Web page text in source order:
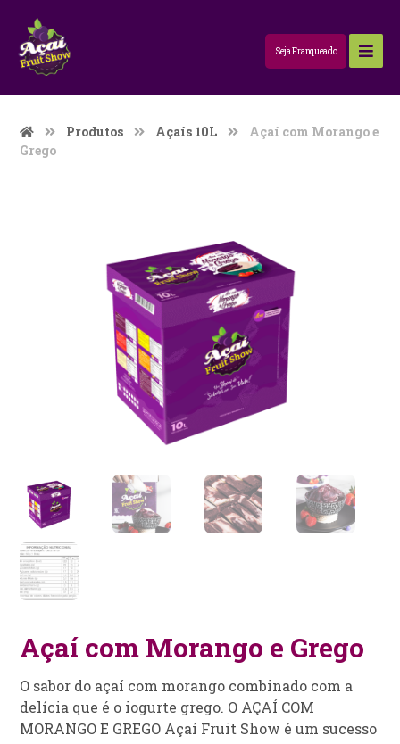
Seja Franqueado
Produtos Açaís 10L
Açaí com Morango e
Grego
Açaí com Morango e Grego
O sabor do açaí com morango combinado com a
delícia que é o iogurte grego. O AÇAÍ COM
MORANGO E GREGO Açaí Fruit Show é um sucesso